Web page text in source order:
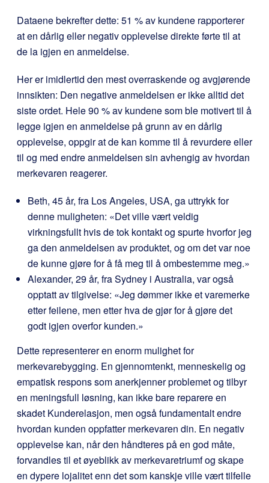
Dataene bekrefter dette: 51 % av kundene rapporterer
at en dårlig eller negativ opplevelse direkte førte til at
de la igjen en anmeldelse.
Her er imidlertid den mest overraskende og avgjørende
innsikten: Den negative anmeldelsen er ikke alltid det
siste ordet. Hele 90 % av kundene som ble motivert til å
legge igjen en anmeldelse på grunn av en dårlig
opplevelse, oppgir at de kan komme til å revurdere eller
til og med endre anmeldelsen sin avhengig av hvordan
merkevaren reagerer.
Beth, 45 år, fra Los Angeles, USA, ga uttrykk for
denne muligheten: «Det ville vært veldig
virkningsfullt hvis de tok kontakt og spurte hvorfor jeg
ga den anmeldelsen av produktet, og om det var noe
de kunne gjøre for å få meg til å ombestemme meg.»
Alexander, 29 år, fra Sydney i Australia, var også
opptatt av tilgivelse: «Jeg dømmer ikke et varemerke
etter feilene, men etter hva de gjør for å gjøre det
godt igjen overfor kunden.»
Dette representerer en enorm mulighet for
merkevarebygging. En gjennomtenkt, menneskelig og
empatisk respons som anerkjenner problemet og tilbyr
en meningsfull løsning, kan ikke bare reparere en
skadet Kunderelasjon, men også fundamentalt endre
hvordan kunden oppfatter merkevaren din. En negativ
opplevelse kan, når den håndteres på en god måte,
forvandles til et øyeblikk av merkevaretriumf og skape
en dypere lojalitet enn det som kanskje ville vært tilfelle